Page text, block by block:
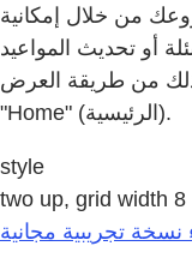
من خلال إمكانية
أو تحديث المواعيد
ذلك من طريقة العرض
"Home" (الرئيسية).
style
two up, grid width 8